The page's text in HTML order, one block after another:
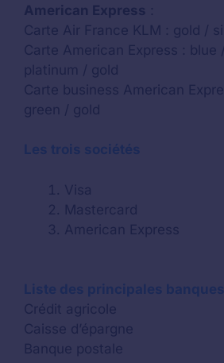
American Express :
Carte Air France KLM : gold /
Carte American Express : blue
platinum / gold
Carte business American
green / gold
Les trois sociétés
Visa
Mastercard
American Express
Liste des principales
Crédit agricole
Caisse d’épargne
Banque postale